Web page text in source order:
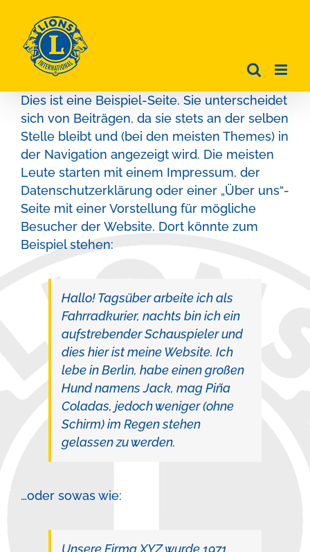
Inhalt
springen
Dies ist eine Beispiel-Seite. Sie unterscheidet
sich von Beiträgen, da sie stets an der selben
Stelle bleibt und (bei den meisten Themes) in
der Navigation angezeigt wird. Die meisten
Leute starten mit einem Impressum, der
Datenschutzerklärung oder einer „Über uns“-
Seite mit einer Vorstellung für mögliche
Besucher der Website. Dort könnte zum
Beispiel stehen:
Hallo! Tagsüber arbeite ich als
Fahrradkurier, nachts bin ich ein
aufstrebender Schauspieler und
dies hier ist meine Website. Ich
lebe in Berlin, habe einen großen
Hund namens Jack, mag Piña
Coladas, jedoch weniger (ohne
Schirm) im Regen stehen
gelassen zu werden.
…oder sowas wie:
Unsere Firma XYZ wurde 1971